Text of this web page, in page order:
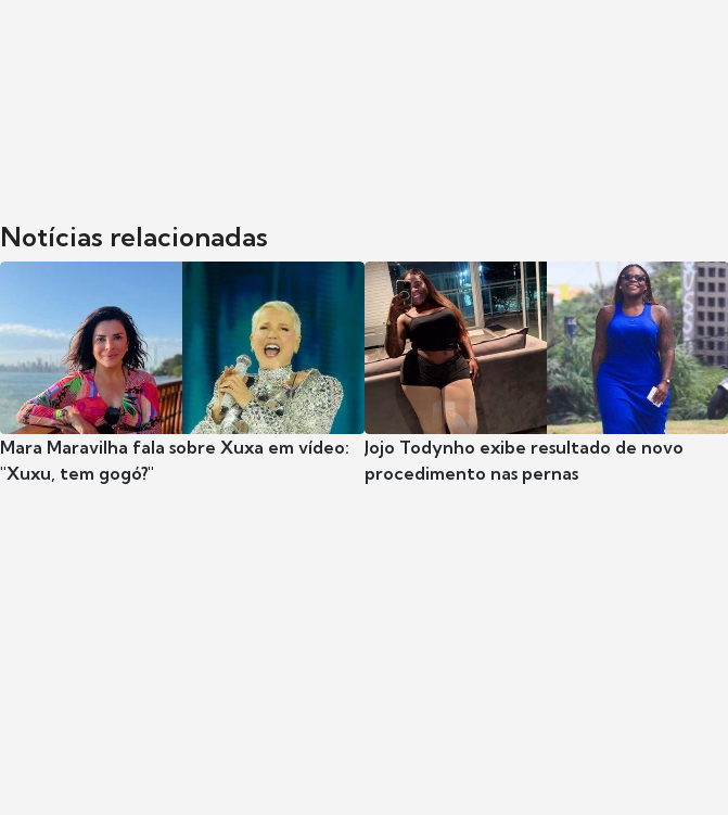
Notícias relacionadas
Mara Maravilha fala sobre Xuxa em vídeo:
"Xuxu, tem gogó?"
Jojo Todynho exibe resultado de novo
procedimento nas pernas